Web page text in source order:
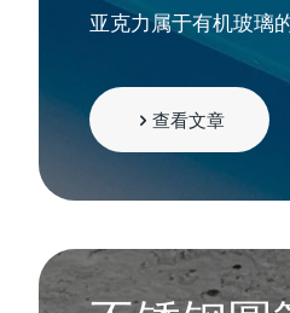
亚克力属于有机玻璃
查看文章